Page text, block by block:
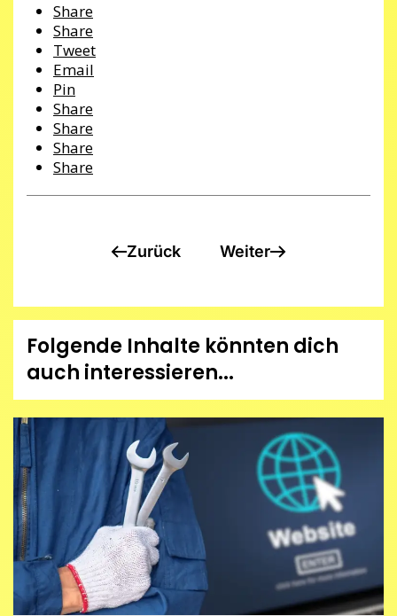
Share
Share
Tweet
Email
Pin
Share
Share
Share
Share
Zurück Weiter
Folgende Inhalte könnten dich
auch interessieren...